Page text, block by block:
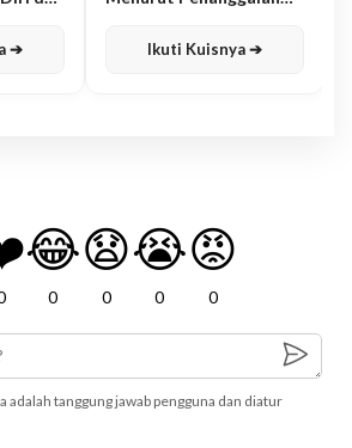
➔ Ikuti Kuisnya ➔
😂
0
😧
0
😭
0
😡
0
adalah tanggung jawab pengguna dan diatur